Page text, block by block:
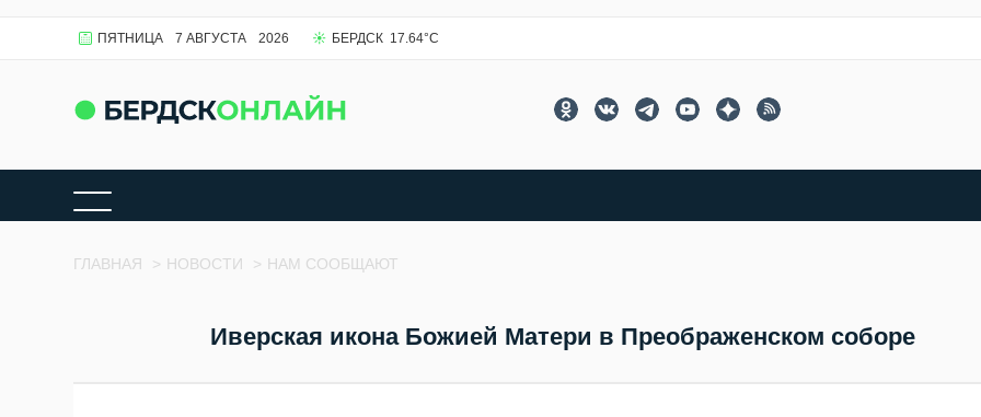
ПЯТНИЦА 7 АВГУСТА 2026 БЕРДСК 17.64°C
ГЛАВНАЯ > НОВОСТИ > НАМ СООБЩАЮТ
Иверская икона Божией Матери в Преображенском соборе